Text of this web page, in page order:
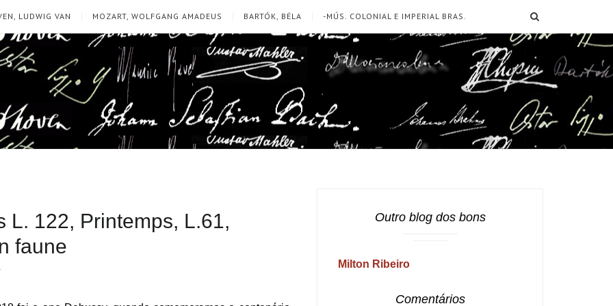
LUDWIG VAN MOZART, WOLFGANG AMADEUS BARTÓK, BÉLA -MÚS. COLONIAL E IMPERIAL BRAS.
L. 122, Printemps, L.61,
faune
Outro blog dos bons
Milton Ribeiro
Comentários